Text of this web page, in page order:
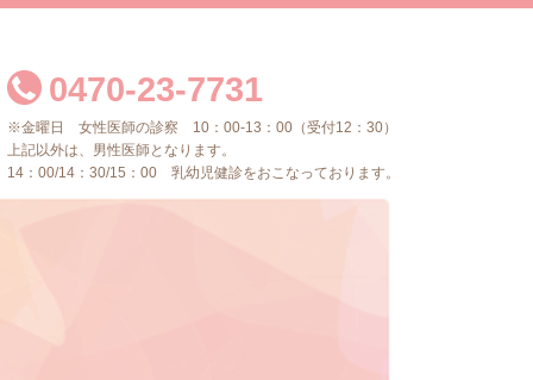
0470-23-7731
※金曜日 女性医師の診察 10：00-13：00（受付12：30）
上記以外は、男性医師となります。
14：00/14：30/15：00 乳幼児健診をおこなっております。